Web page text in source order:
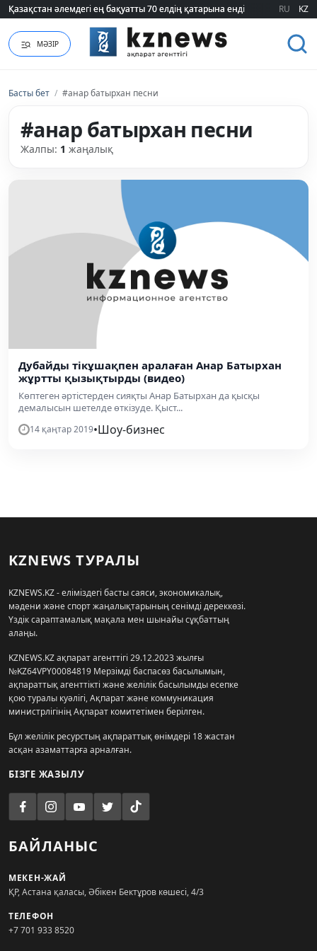
Қазақстан әлемдегі ең бақуатты 70 елдің қатарына енді
Қазақстан әлемдегі ең бақуатты 70 елдің қатарына енді RU KZ
МӘЗІР
Басты бет / #анар батырхан песни
#анар батырхан песни
Жалпы: 1 жаңалық
Дубайды тікұшақпен аралаған Анар Батырхан
жұртты қызықтырды (видео)
Көптеген әртістерден сияқты Анар Батырхан да қысқы
демалысын шетелде өткізуде. Қыст...
14 қаңтар 2019•Шоу-бизнес
KZNEWS ТУРАЛЫ
KZNEWS.KZ - еліміздегі басты саяси, экономикалық,
мәдени және спорт жаңалықтарының сенімді дереккөзі.
Үздік сараптамалық мақала мен шынайы сұқбаттың
алаңы.
KZNEWS.KZ ақпарат агенттігі 29.12.2023 жылғы
№KZ64VPY00084819 Мерзімді баспасөз басылымын,
ақпараттық агенттікті және желілік басылымды есепке
қою туралы куәлігі, Ақпарат және коммуникация
министрлігінің Ақпарат комитетімен берілген.
Бұл желілік ресурстың ақпараттық өнімдері 18 жастан
асқан азаматтарға арналған.
БІЗГЕ ЖАЗЫЛУ
БАЙЛАНЫС
МЕКЕН-ЖАЙ
ҚР, Астана қаласы, Әбікен Бектұров көшесі, 4/3
ТЕЛЕФОН
+7 701 933 8520